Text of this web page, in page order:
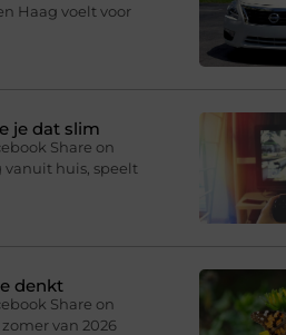
Haag voelt voor
je dat slim
Share on
vanuit huis, speelt
denkt
Share on
van 2026